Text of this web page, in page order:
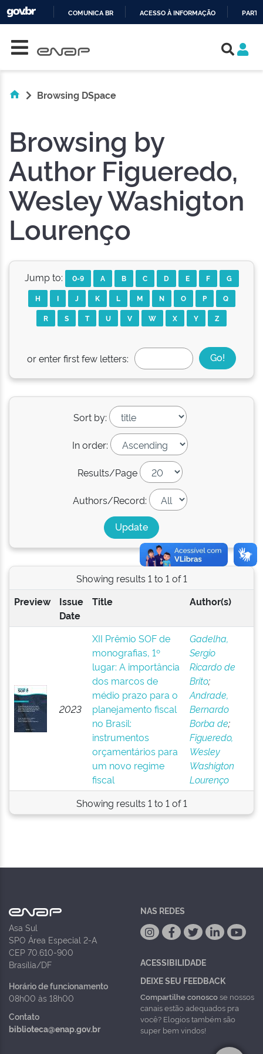
COMUNICA BR ACESSO À INFORMAÇÃO
Browsing DSpace
Browsing by
Author Figueredo,
Wesley Washigton
Lourenço
Jump to: 0-9 A B C D E F
G
H
I J K L M N O P
Q
R
S T U V W X Y Z
or enter first few letters:
Sort by:
In order:
Results/Page
Authors/Record:
Showing results 1 to 1 of 1
Preview
Issue
Date
Title Author(s)
2023
XII Prêmio SOF de
monografias, 1º
lugar: A importância
dos marcos de
médio prazo para o
planejamento fiscal
no Brasil:
instrumentos
orçamentários para
um novo regime
fiscal
Gadelha,
Sergio
Ricardo de
Brito;
Andrade,
Bernardo
Borba de;
Figueredo,
Wesley
Washigton
Lourenço
Showing results 1 to 1 of 1
Asa Sul
SPO Área Especial 2-A
CEP 70.610-900
Brasília/DF
Horário de funcionamento
08h00 às 18h00
Contato
biblioteca@enap.gov.br
NAS REDES
ACESSIBILIDADE
DEIXE SEU FEEDBACK
Compartilhe conoscose nossos
canais estão adequados pra
você? Elogios também são
super bem vindos!